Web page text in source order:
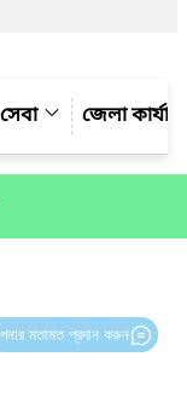
জেলা
মতামত প্রদান করুন